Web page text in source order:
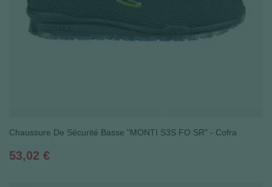
Chaussure De Sécurité Basse "MONTI S3S FO SR" - Cofra
Prix
53,02 €